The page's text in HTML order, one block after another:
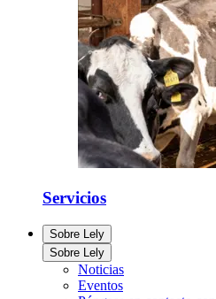
Servicios
Sobre Lely
Sobre Lely
Noticias
Eventos